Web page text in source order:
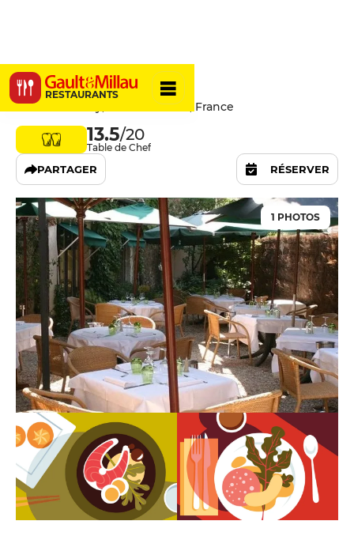
RESTAURANTS
L'Escarbille
8 Rue de Vélizy, 92190 Meudon, France
13.5/20
Table de Chef
PARTAGER RÉSERVER
1 PHOTOS